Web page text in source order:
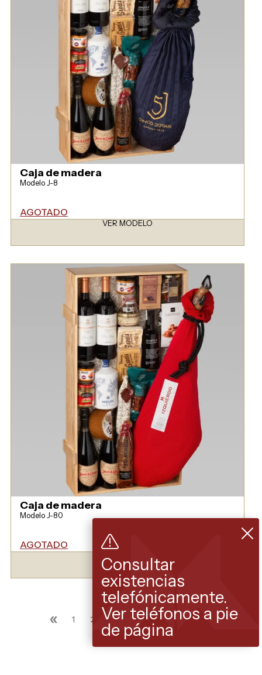
Caja de madera
Modelo J-8
AGOTADO
VER MODELO
Caja de madera
Modelo J-80
AGOTADO
VER MODELO
« 1 2 3 4 5 6 7 »
Consultar
existencias
telefónicamente.
Ver teléfonos a pie
de página